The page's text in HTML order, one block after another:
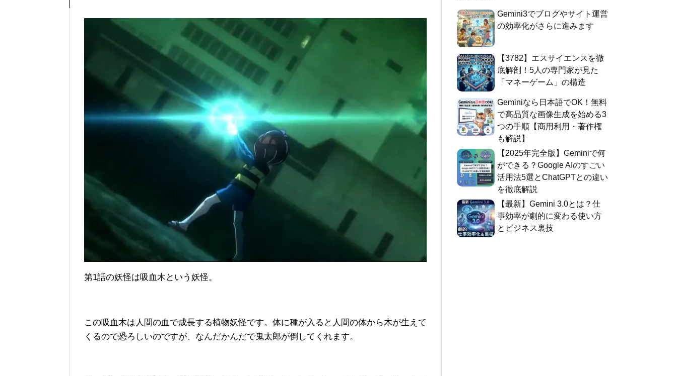
第1話の妖怪は吸血木という妖怪。
この吸血木は人間の血で成長する植物妖怪です。体に種が入ると人間の体から木が生えて
くるので恐ろしいのですが、なんだかんだで鬼太郎が倒してくれます。
Gemini3でブログやサイト運営
の効率化がさらに進みます
​【3782】エスサイエンスを徹
底解剖！5人の専門家が見た
「マネーゲーム」の構造
Geminiなら日本語でOK！無料
で高品質な画像生成を始める3
つの手順【商用利用・著作権
も解説】
​【2025年完全版】Geminiで何
ができる？Google AIのすごい
活用法5選とChatGPTとの違い
を徹底解説
​【最新】Gemini 3.0とは？仕
事効率が劇的に変わる使い方
とビジネス裏技